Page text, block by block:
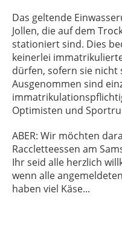
Das geltende
Jollen, die auf dem
stationiert sind. Dies
keinerlei
dürfen, sofern sie nicht
Ausgenommen sind
Optimisten und
ABER: Wir möchten
Raccletteessen am
Ihr seid alle herzlich
wenn alle
haben viel Käse...